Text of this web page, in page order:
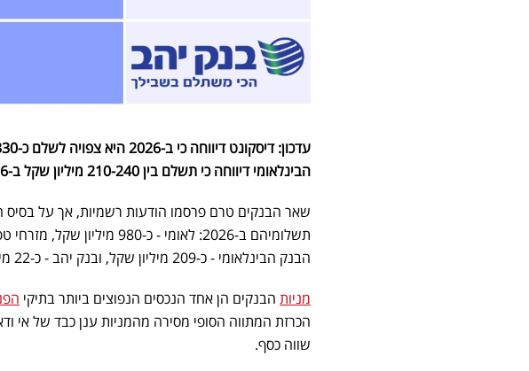
הבינלאומי דיווחה כי תשלם בין 210-240 מיליון שקל ב-2026.
הבנק הבינלאומי - כ-209 מיליון שקל, ובנק יהב - כ-22 מיליון שקל בחלק המדינה וההסתדרות.
מניות הבנקים הן אחד הנכסים הנפוצים ביותר בתיקי
הכרזת המתווה הסופי מסירה מהמניות ענן כבד של אי
שווה כסף.